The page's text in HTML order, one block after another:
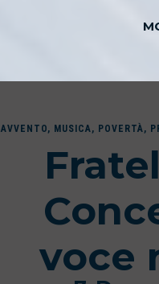
AVVENTO, MUSICA, POVERTÀ,
voce